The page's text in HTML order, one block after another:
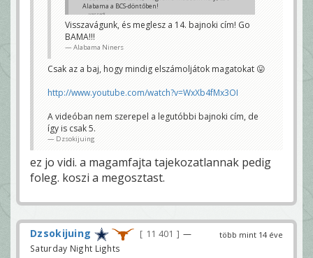
Alabama a BCS-döntőben!
vassadi
Visszavágunk, és meglesz a 14. bajnoki cím! Go
BAMA!!!
Alabama Niners
Csak az a baj, hogy mindig elszámoljátok magatokat 😛
http://www.youtube.com/watch?v=WxXb4fMx3OI
A videóban nem szerepel a legutóbbi bajnoki cím, de
így is csak 5.
Dzsokijuing
ez jo vidi. a magamfajta tajekozatlannak pedig
foleg. koszi a megosztast.
több mint 14 éve
Dzsokijuing 11 401
—
Saturday Night Lights